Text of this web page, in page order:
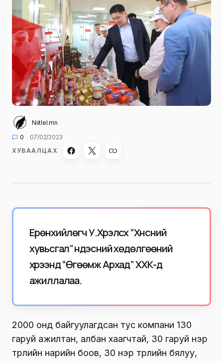
Niitlel.mn
0
07/02/2023
ХУВААЛЦАХ
Ерөнхийлөгч У.Хүрэлсүх “Хүнсний
хувьсгал” үндэсний хөдөлгөөний
хүрээнд “Өгөөмж Архад” ХХК-д
ажиллалаа.
2000 онд байгуулагдсан тус компани 130
гаруй ажилтан, албан хаагчтай, 30 гаруй нэр
төрлийн нарийн боов, 30 нэр төрлийн бялуу,